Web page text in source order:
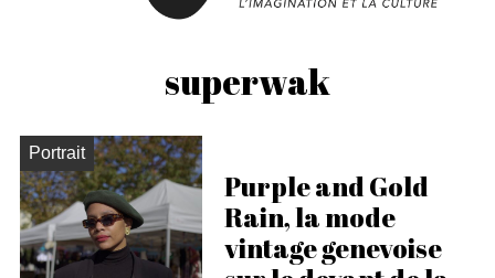
superwak
Portrait
Purple and Gold
Rain, la mode
vintage genevoise